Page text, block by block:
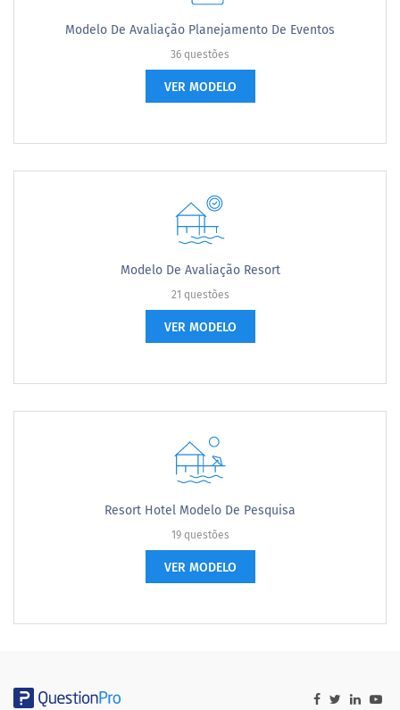
Modelo De Avaliação Planejamento De Eventos
36 questões
VER MODELO
Modelo De Avaliação Resort
21 questões
VER MODELO
Resort Hotel Modelo De Pesquisa
19 questões
VER MODELO